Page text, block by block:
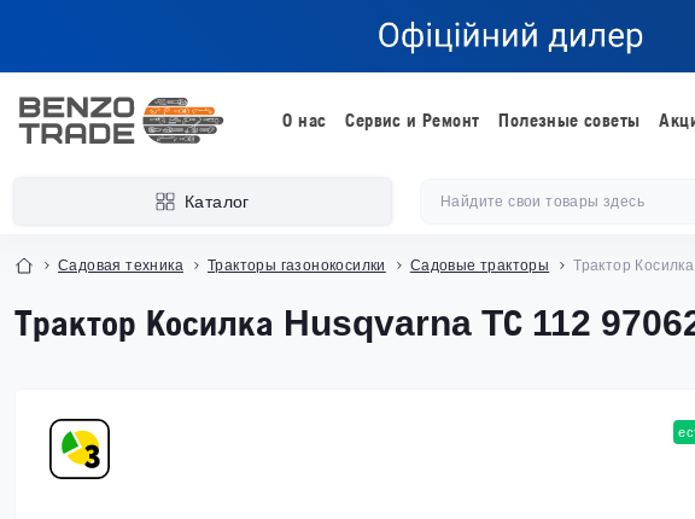
О нас Сервис и Ремонт Полезные советы
Каталог
Садовая техника Тракторы газонокосилки Садовые тракторы Трактор
Трактор Косилка Husqvarna TС 112